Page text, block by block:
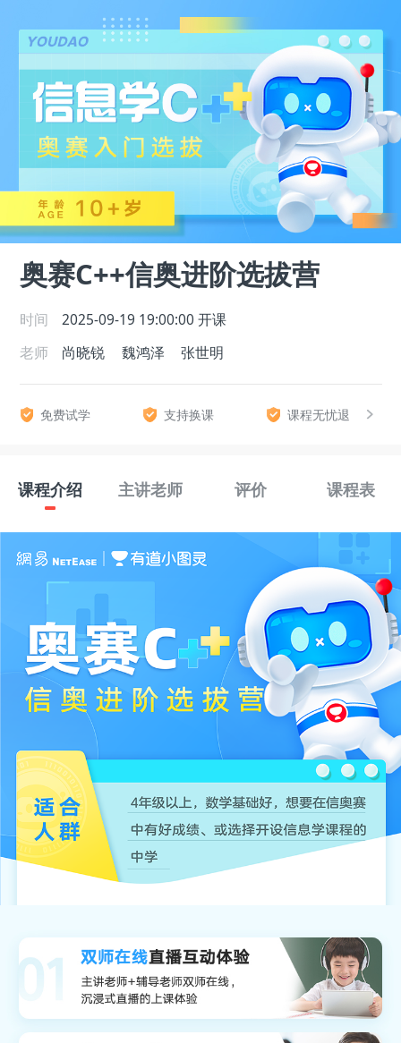
奥赛C++信奥进阶选拔营
时间 2025-09-19 19:00:00 开课
老师
尚晓锐 魏鸿泽 张世明
免费试学 支持换课 课程无忧退
课程介绍 主讲老师 评价 课程表